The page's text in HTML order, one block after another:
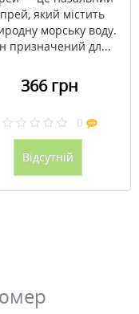
який містить
морську воду.
призначений дл...
366 грн
0
Відсутній